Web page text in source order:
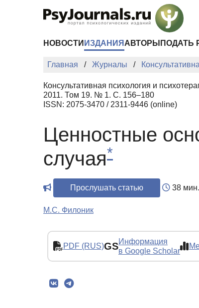
НОВОСТИ ИЗДАНИЯ АВТОРЫ ПОДАТЬ
Главная Журналы
Консультативная психология и
2011. Том 19. № 1. С. 156–180
ISSN: 2075-3470 / 2311-9446 (online)
Ценностные
случая*
Прослушать статью 38
М.С. Филоник
PDF (RUS)GSИнформация
в Google Scholar